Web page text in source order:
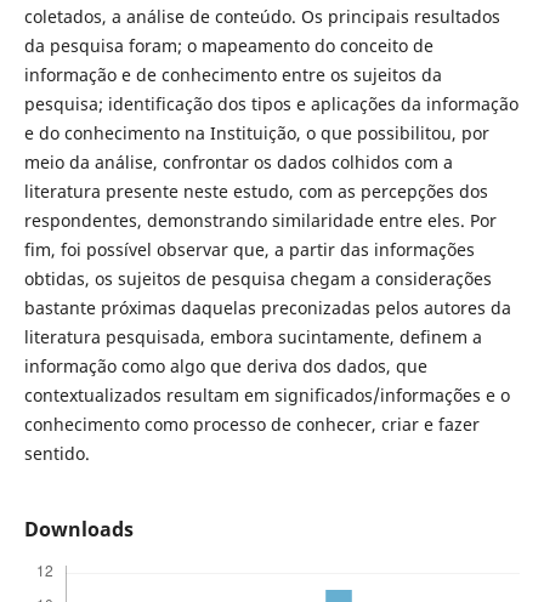
coletados, a análise de conteúdo. Os principais resultados
da pesquisa foram; o mapeamento do conceito de
informação e de conhecimento entre os sujeitos da
pesquisa; identificação dos tipos e aplicações da informação
e do conhecimento na Instituição, o que possibilitou, por
meio da análise, confrontar os dados colhidos com a
literatura presente neste estudo, com as percepções dos
respondentes, demonstrando similaridade entre eles. Por
fim, foi possível observar que, a partir das informações
obtidas, os sujeitos de pesquisa chegam a considerações
bastante próximas daquelas preconizadas pelos autores da
literatura pesquisada, embora sucintamente, definem a
informação como algo que deriva dos dados, que
contextualizados resultam em significados/informações e o
conhecimento como processo de conhecer, criar e fazer
sentido.
Downloads